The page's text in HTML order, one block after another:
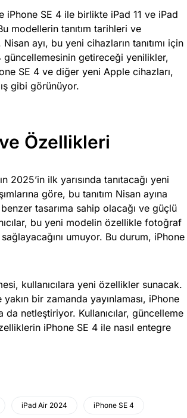
iPhone SE 4 ile birlikte iPad 11 ve iPad
modellerin tanıtım tarihleri ve
ayı, bu yeni cihazların tanıtımı için
güncellemesinin getireceği yenilikler,
SE 4 ve diğer yeni Apple cihazları,
gibi görünüyor.
Özellikleri
2025’in ilk yarısında tanıtacağı yeni
göre, bu tanıtım Nisan ayına
tasarıma sahip olacağı ve güçlü
bu yeni modelin özellikle fotoğraf
umuyor. Bu durum, iPhone
kullanıcılara yeni özellikler sunacak.
bir zamanda yayınlaması, iPhone
netleştiriyor. Kullanıcılar, güncelleme
iPhone SE 4 ile nasıl entegre
iPad Air 2024 iPhone SE 4